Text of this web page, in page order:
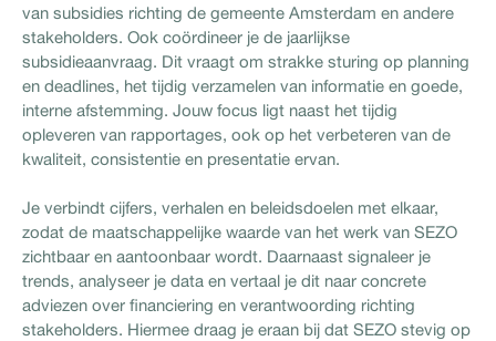
van subsidies richting de gemeente Amsterdam en andere
stakeholders. Ook coördineer je de jaarlijkse
subsidieaanvraag. Dit vraagt om strakke sturing op planning
en deadlines, het tijdig verzamelen van informatie en goede,
interne afstemming. Jouw focus ligt naast het tijdig
opleveren van rapportages, ook op het verbeteren van de
kwaliteit, consistentie en presentatie ervan.
Je verbindt cijfers, verhalen en beleidsdoelen met elkaar,
zodat de maatschappelijke waarde van het werk van SEZO
zichtbaar en aantoonbaar wordt. Daarnaast signaleer je
trends, analyseer je data en vertaal je dit naar concrete
adviezen over financiering en verantwoording richting
stakeholders. Hiermee draag je eraan bij dat SEZO stevig op